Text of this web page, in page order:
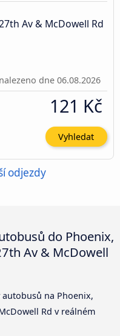
Av & McDowell Rd
dne 06.08.2026
121 Kč
Vyhledat
odjezdy
do Phoenix,
Av & McDowell
na Phoenix,
Rd v reálném